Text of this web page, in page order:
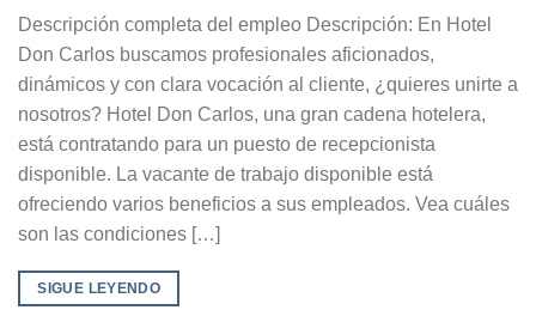
Descripción completa del empleo Descripción: En Hotel
Don Carlos buscamos profesionales aficionados,
dinámicos y con clara vocación al cliente, ¿quieres unirte a
nosotros? Hotel Don Carlos, una gran cadena hotelera,
está contratando para un puesto de recepcionista
disponible. La vacante de trabajo disponible está
ofreciendo varios beneficios a sus empleados. Vea cuáles
son las condiciones […]
SIGUE LEYENDO